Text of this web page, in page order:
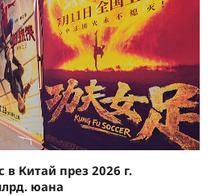
Китай през 2026 г.
юана